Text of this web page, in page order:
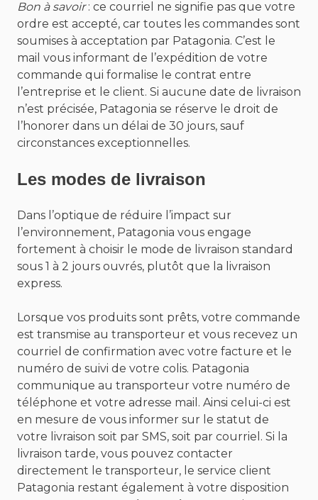
Bon à savoir: ce courriel ne signifie pas que votre
ordre est accepté, car toutes les commandes sont
soumises à acceptation par Patagonia. C’est le
mail vous informant de l’expédition de votre
commande qui formalise le contrat entre
l’entreprise et le client. Si aucune date de livraison
n’est précisée, Patagonia se réserve le droit de
l’honorer dans un délai de 30 jours, sauf
circonstances exceptionnelles.
Les modes de livraison
Dans l’optique de réduire l’impact sur
l’environnement, Patagonia vous engage
fortement à choisir le mode de livraison standard
sous 1 à 2 jours ouvrés, plutôt que la livraison
express.
Lorsque vos produits sont prêts, votre commande
est transmise au transporteur et vous recevez un
courriel de confirmation avec votre facture et le
numéro de suivi de votre colis. Patagonia
communique au transporteur votre numéro de
téléphone et votre adresse mail. Ainsi celui-ci est
en mesure de vous informer sur le statut de
votre livraison soit par SMS, soit par courriel. Si la
livraison tarde, vous pouvez contacter
directement le transporteur, le service client
Patagonia restant également à votre disposition